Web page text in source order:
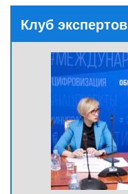
Клуб экспертов